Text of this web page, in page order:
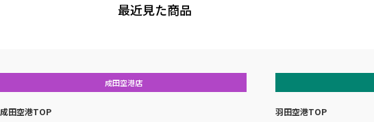
最近見た商品
成田空港店
成田空港TOP
羽田空港TOP